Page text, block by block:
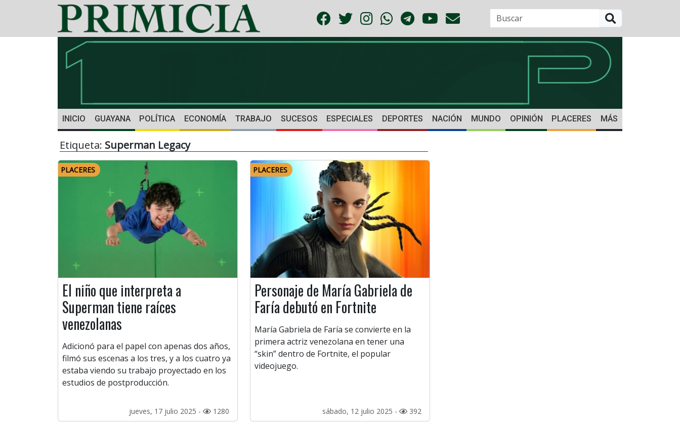
INICIO GUAYANA POLÍTICA ECONOMÍA TRABAJO SUCESOS ESPECIALES DEPORTES NACIÓN MUNDO OPINIÓN PLACERES MÁS
Etiqueta: Superman Legacy
PLACERES
El niño que interpreta a
Superman tiene raíces
venezolanas
Adicionó para el papel con apenas dos años,
filmó sus escenas a los tres, y a los cuatro ya
estaba viendo su trabajo proyectado en los
estudios de postproducción.
jueves, 17 julio 2025 - 1280
PLACERES
Personaje de María Gabriela de
Faría debutó en Fortnite
María Gabriela de Faría se convierte en la
primera actriz venezolana en tener una
“skin” dentro de Fortnite, el popular
videojuego.
sábado, 12 julio 2025 - 392